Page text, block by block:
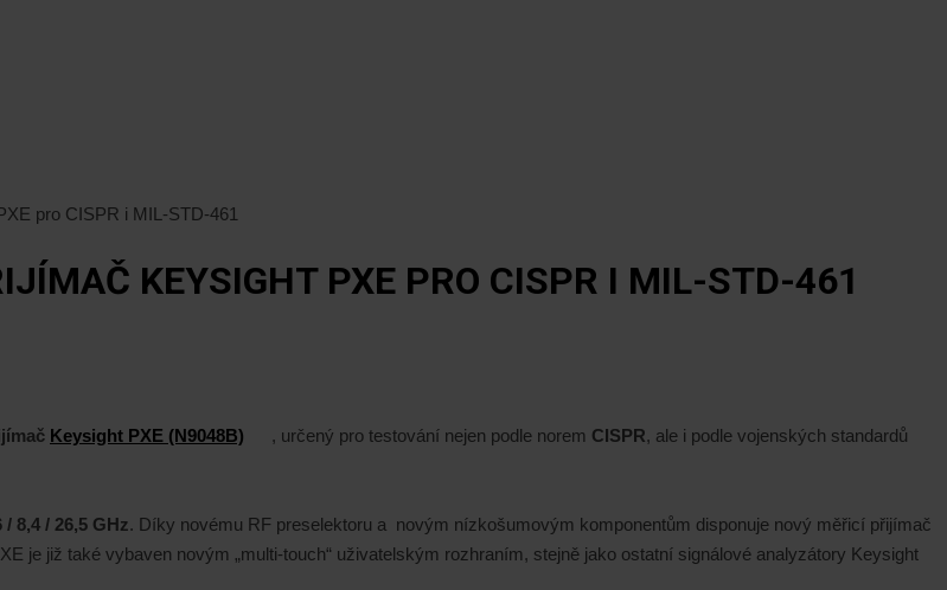
pro CISPR i MIL-STD-461
KEYSIGHT PXE PRO CISPR I MIL-STD-461
Keysight PXE (N9048B) , určený pro testování nejen podle norem CISPR, ale i podle vojenských standardů
8,4 / 26,5 GHz. Díky novému RF preselektoru a novým nízkošumovým komponentům disponuje nový měřicí přijímač
je již také vybaven novým „multi-touch“ uživatelským rozhraním, stejně jako ostatní signálové analyzátory Keysight